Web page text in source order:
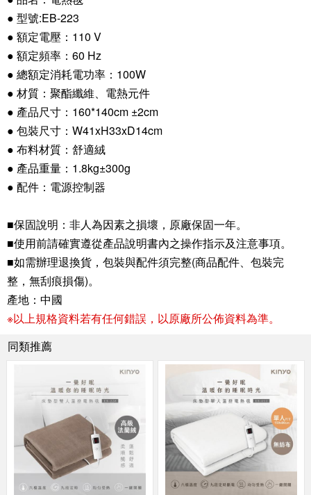
● 型號:EB-223
● 額定電壓：110 V
● 額定頻率：60 Hz
● 總額定消耗電功率：100W
● 材質：聚酯纖維、電熱元件
● 產品尺寸：160*140cm ±2cm
● 包裝尺寸：W41xH33xD14cm
● 布料材質：舒適絨
● 產品重量：1.8kg±300g
● 配件：電源控制器
■保固說明：非人為因素之損壞，原廠保固一年。
■使用前請確實遵從產品說明書內之操作指示及注意事項。
■如需辦理退換貨，包裝與配件須完整(商品配件、包裝完
整，無刮痕損傷)。
產地：中國
※以上規格資料若有任何錯誤，以原廠所公佈資料為準。
同類推薦